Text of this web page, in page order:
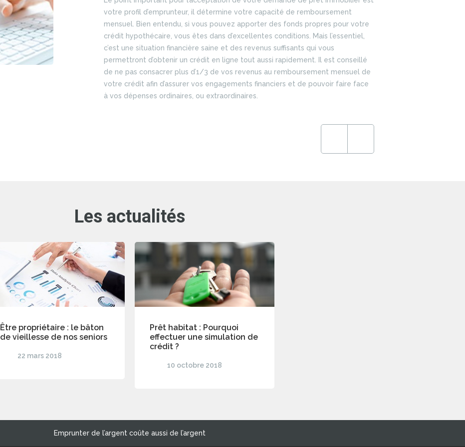
votre profil d’emprunteur, il détermine votre capacité de remboursement
mensuel. Bien entendu, si vous pouvez apporter des fonds propres pour votre
crédit hypothécaire, vous êtes dans d’excellentes conditions. Mais l’essentiel,
c’est une situation financière saine et des revenus suffisants qui vous
permettront d’obtenir un crédit en ligne tout aussi rapidement. Il est conseillé
de ne pas consacrer plus d’1/3 de vos revenus au remboursement mensuel de
votre crédit afin d’assurer vos engagements financiers et de pouvoir faire face
à vos dépenses ordinaires, ou extraordinaires.
Les actualités
Être propriétaire : le bâton
de vieillesse de nos seniors
22 mars 2018
Prêt habitat : Pourquoi
effectuer une simulation de
crédit ?
10 octobre 2018
Emprunter de l’argent coûte aussi de l’argent